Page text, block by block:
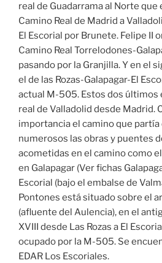
real de Guadarrama al Norte que
Camino Real de Madrid a
El Escorial por Brunete. Felipe II
Camino Real Torrelodones-
pasando por la Granjilla. Y en el
el de las Rozas-Galapagar-El
actual M-505. Estos dos últimos
real de Valladolid desde Madrid.
importancia el camino que partía
numerosos las obras y puentes
acometidas en el camino como
en Galapagar (Ver fichas
Escorial (bajo el embalse de
Pontones está situado sobre el
(afluente del Aulencia), en el
XVIII desde Las Rozas a El
ocupado por la M-505. Se
EDAR Los Escoriales.